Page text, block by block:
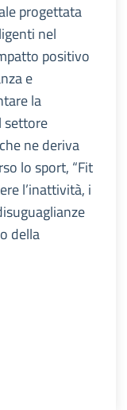
progettata
nel
positivo
e
la
settore
ne deriva
lo sport, “Fit
l’inattività, i
della